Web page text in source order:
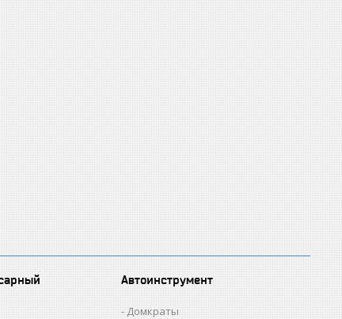
Автоинструмент
Домкраты